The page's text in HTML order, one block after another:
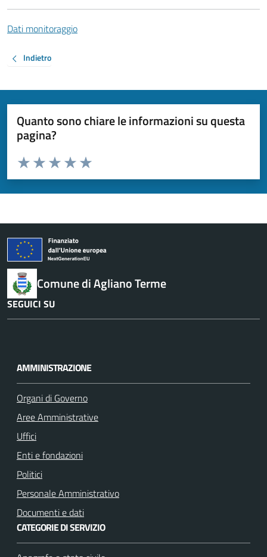
Dati monitoraggio
Indietro
Quanto sono chiare le informazioni su questa
pagina?
Valuta da 1 a 5 stelle la pagina
Valuta 5 stelle su 5
Valuta 4 stelle su 5
Valuta 3 stelle su 5
Valuta 2 stelle su 5
Valuta 1 stelle su 5
Comune di Agliano Terme
SEGUICI SU
c
o
o
k
s
a
g
r
m
AMMINISTRAZIONE
Organi di Governo
Aree Amministrative
Uffici
Enti e fondazioni
Politici
Personale Amministrativo
Documenti e dati
CATEGORIE DI SERVIZIO